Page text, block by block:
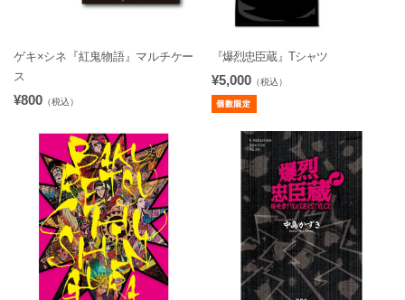
ゲキ×シネ『紅鬼物語』マルチケー
ス
¥800 （税込）
『爆烈忠臣蔵』Tシャツ
¥5,000 （税込）